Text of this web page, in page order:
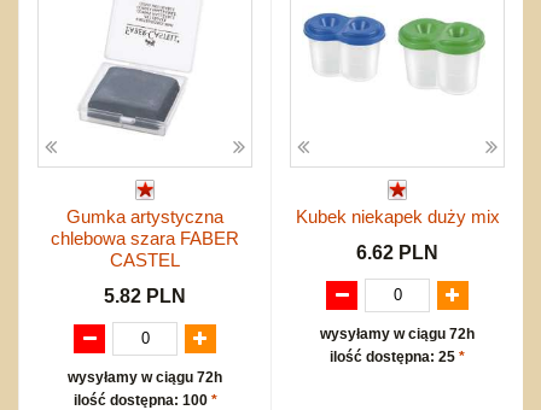
Gumka artystyczna
chlebowa szara FABER
CASTEL
5.82 PLN
wysyłamy w ciągu 72h
ilość dostępna: 100 *
Kubek niekapek duży mix
6.62 PLN
wysyłamy w ciągu 72h
ilość dostępna: 25 *